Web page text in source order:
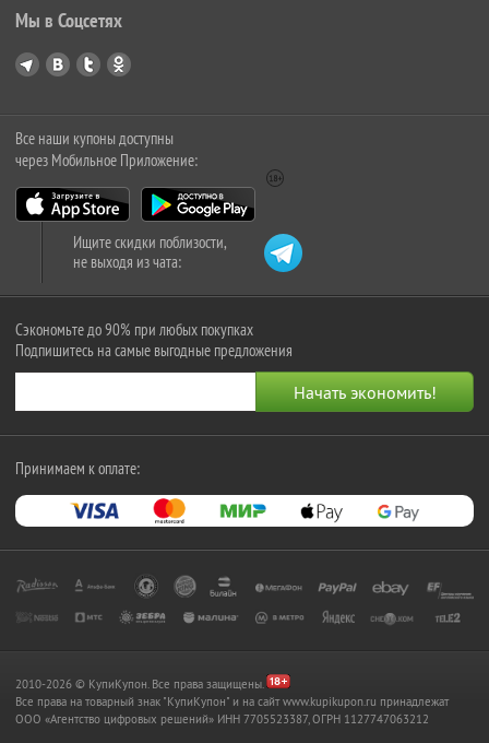
Мы в Соцсетях
Все наши купоны доступны
через Мобильное Приложение:
Ищите скидки поблизости,
не выходя из чата:
Сэкономьте до 90% при любых покупках
Подпишитесь на самые выгодные предложения
Принимаем к оплате:
2010-2026 © КупиКупон. Все права защищены.
Все права на товарный знак "КупиКупон" и на сайт www.kupikupon.ru принадлежат
OOO «Агентство цифровых решений» ИНН 7705523387, ОГРН 1127747063212